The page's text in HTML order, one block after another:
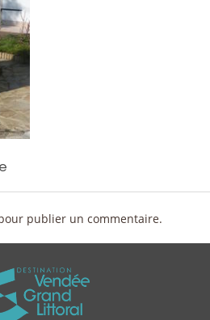
publier un commentaire.